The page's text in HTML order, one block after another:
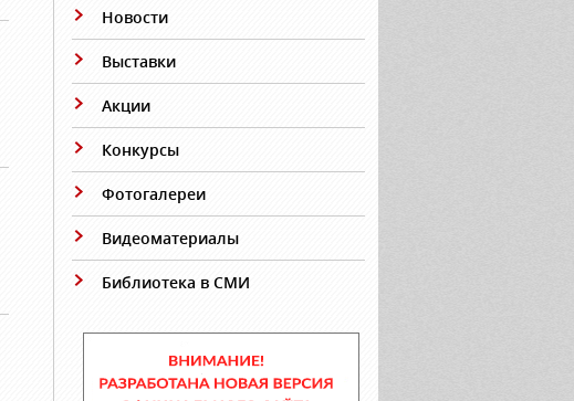
Новости
Выставки
Акции
Конкурсы
Фотогалереи
Видеоматериалы
Библиотека в СМИ